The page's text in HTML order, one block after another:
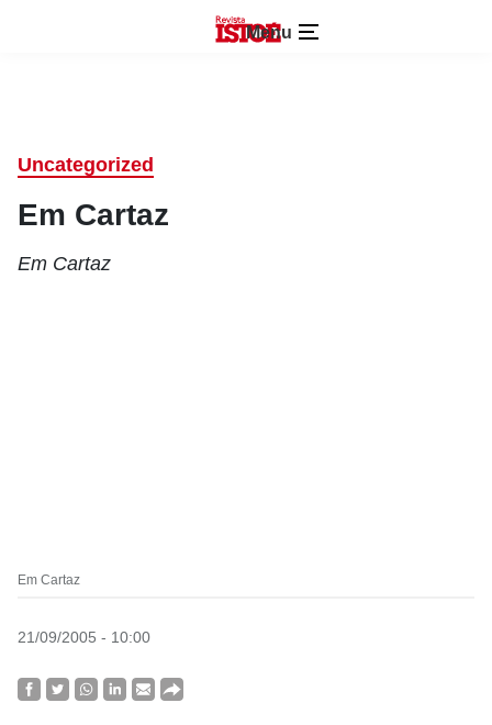
Menu
Uncategorized
Em Cartaz
Em Cartaz
Em Cartaz
21/09/2005 - 10:00